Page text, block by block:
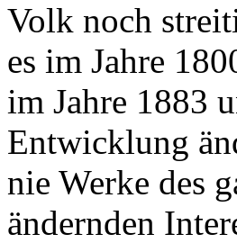
Volk noch
es im Jahre
im Jahre 1883
Entwicklung
nie Werke des
ändernden